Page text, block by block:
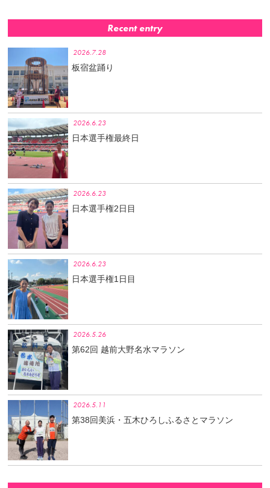
Recent entry
2026.7.28
板宿盆踊り
2026.6.23
日本選手権最終日
2026.6.23
日本選手権2日目
2026.6.23
日本選手権1日目
2026.5.26
第62回 越前大野名水マラソン
2026.5.11
第38回美浜・五木ひろしふるさとマラソン